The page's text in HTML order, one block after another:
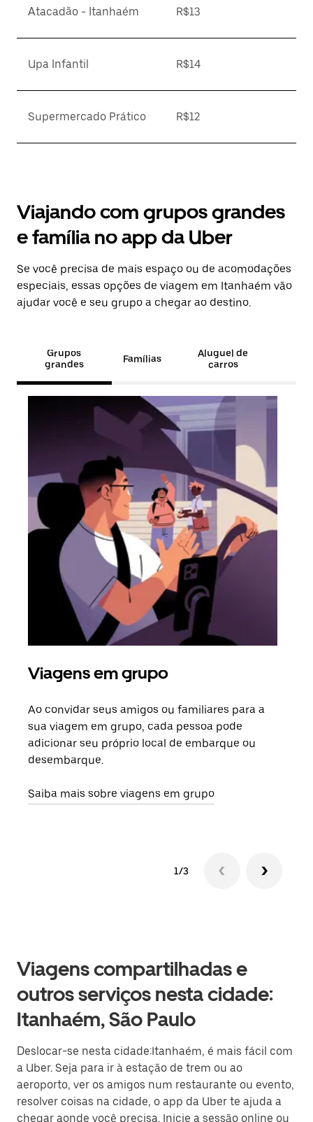
Atacadão - Itanhaém R$13
Upa Infantil R$14
Supermercado Prático R$12
Viajando com grupos grandes
e família no app da Uber
Se você precisa de mais espaço ou de acomodações
especiais, essas opções de viagem em Itanhaém vão
ajudar você e seu grupo a chegar ao destino.
Grupos
grandes
Famílias
Aluguel de
carros
Viagens em grupo
Ao convidar seus amigos ou familiares para a
sua viagem em grupo, cada pessoa pode
adicionar seu próprio local de embarque ou
desembarque.
Saiba mais sobre viagens em grupo
1/3
Viagens compartilhadas e
outros serviços nesta cidade:
Itanhaém, São Paulo
Deslocar-se nesta cidade:Itanhaém, é mais fácil com
a Uber. Seja para ir à estação de trem ou ao
aeroporto, ver os amigos num restaurante ou evento,
resolver coisas na cidade, o app da Uber te ajuda a
chegar aonde você precisa. Inicie a sessão online ou